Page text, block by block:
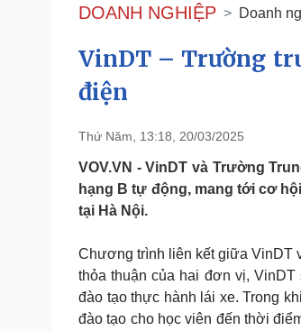
Chính trị
Tổ chức nhân sự
Quốc hội
Nhận diện sự thật
Xã hội
Dự
Giáo
Tin nóng
Tư vấn luật
Quân
Vũ khí
Việt
Sức khỏe
Dinh dưỡng - món ngon
Đời
Nhà
DOANH NGHIỆP Doanh
VinDT – Trường
điện
Thứ Năm, 13:18, 20/03/2025
VOV.VN - VinDT và Trường
hạng B tự động, mang tới cơ
tại Hà Nội.
Chương trình liên kết giữa VinDT
thỏa thuận của hai đơn vị,
đào tạo thực hành lái xe. Trong
đào tạo cho học viên đến thời